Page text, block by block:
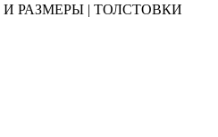
РАЗМЕРЫ | ТОЛСТОВКИ